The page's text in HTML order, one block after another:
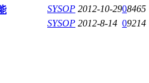
SYSOP 2012-10-2908465
SYSOP 2012-8-14 09214